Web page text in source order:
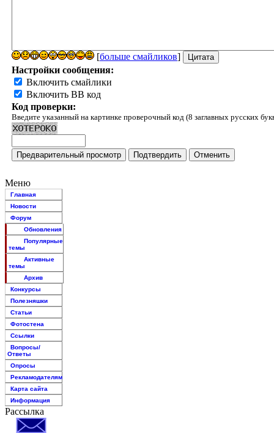
[больше смайликов]
Настройки сообщения:
Включить смайлики
Включить BB код
Код проверки:
Введите указанный на картинке проверочный код (8 заглавных русских
Меню
Главная
Новости
Форум
Обновления
Популярные
темы
Активные
темы
Архив
Конкурсы
Полезняшки
Статьи
Фотостена
Ссылки
Вопросы/
Ответы
Опросы
Рекламодателям
Карта сайта
Информация
Рассылка